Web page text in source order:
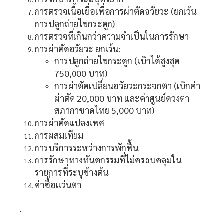
การตรวจเนื้อเยื่อเพื่อการผ่าตัดอวัยวะ (ยกเว้น
การปลูกถ่ายไขกระดูก)
การตรวจที่เกินกว่าความจำเป็นในการรักษา
การผ่าตัดอวัยวะ ยกเว้น:
การปลูกถ่ายไขกระดูก (เบิกได้สูงสุด
750,000 บาท)
การผ่าตัดเปลี่ยนอวัยวะกระจกตา (เบิกค่า
ผ่าตัด 20,000 บาท และค่าศูนย์ดวงตา
สภากาชาดไทย 5,000 บาท)
การผ่าตัดแปลงเพศ
การผสมเทียม
การบริการระหว่างการพักฟื้น
การรักษาทางทันตกรรมที่ไม่ครอบคลุมใน
รายการที่ระบุข้างต้น
ค่าซื้อแว่นตา